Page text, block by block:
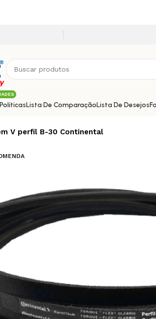
PolíticasLista De ComparaçãoLista De Desejos
V perfil B-30 Continental